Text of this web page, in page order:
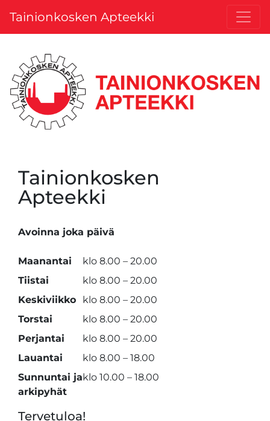
Tainionkosken Apteekki
Tainionkosken
Apteekki
Avoinna joka päivä
Maanantai
klo 8.00 – 20.00
Tiistai
klo 8.00 – 20.00
Keskiviikko
klo 8.00 – 20.00
Torstai
klo 8.00 – 20.00
Perjantai
klo 8.00 – 20.00
Lauantai
klo 8.00 – 18.00
Sunnuntai ja
arkipyhät
klo 10.00 – 18.00
Tervetuloa!